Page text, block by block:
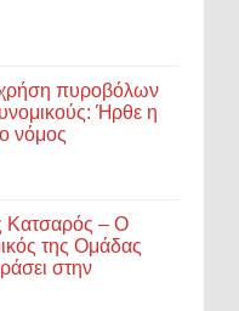
πυροβόλων
Ήρθε η
νόμος
Κατσαρός – Ο
της Ομάδας
στην